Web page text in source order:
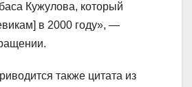
Кужулова, который
в 2000 году», —
также цитата из